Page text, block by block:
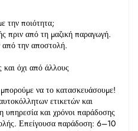
την ποιότητα;
πριν από τη μαζική παραγωγή.
από την αποστολή.
όχι από άλλους
να το κατασκευάσουμε!
ετικετών και
υπηρεσία και χρόνοι παράδοσης
Επείγουσα παράδοση: 6–10